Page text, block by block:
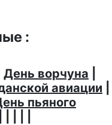
:
День ворчуна
авиации
пьяного